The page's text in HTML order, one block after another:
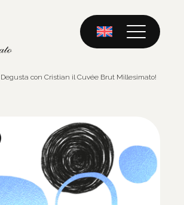
Degusta con Cristian il Cuvée Brut Millesimato!